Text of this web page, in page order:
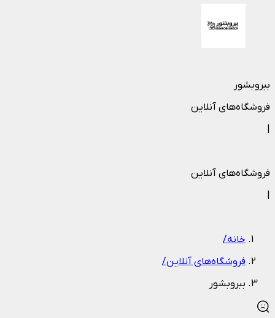
ببروبشور
فروشگاه‌های آنلاین
فروشگاه‌های آنلاین
خانه/
فروشگاه‌های آنلاین/
ببروبشور